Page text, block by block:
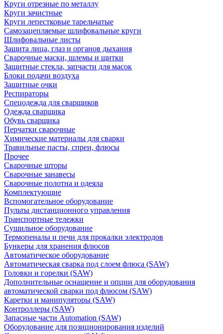
Круги отрезные по металлу
Круги зачистные
Круги лепестковые тарельчатые
Самозацепляемые шлифовальные круги
Шлифовальные листы
Защита лица, глаз и органов дыхания
Сварочные маски, шлемы и щитки
Защитные стекла, запчасти для масок
Блоки подачи воздуха
Защитные очки
Респираторы
Спецодежда для сварщиков
Одежда сварщика
Обувь сварщика
Перчатки сварочные
Химические материалы для сварки
Травильные пасты, спреи, флюсы
Прочее
Сварочные шторы
Сварочные занавесы
Сварочные полотна и одеяла
Комплектующие
Вспомогательное оборудование
Пульты дистанционного управления
Транспортные тележки
Сушильное оборудование
Термопеналы и печи для прокалки электродов
Бункеры для хранения флюсов
Автоматическое оборудование
Автоматическая сварка под слоем флюса (SAW)
Головки и горелки (SAW)
Дополнительные оснащение и опции для оборудования
автоматической сварки под флюсом (SAW)
Каретки и манипуляторы (SAW)
Контроллеры (SAW)
Запасные части Automation (SAW)
Оборудование для позиционирования изделий